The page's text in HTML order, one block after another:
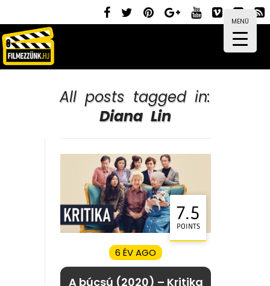
MENÜ
All posts tagged in:
Diana Lin
7.5
POINTS
6 ÉV AGO
A búcsú (2020) – Kritika